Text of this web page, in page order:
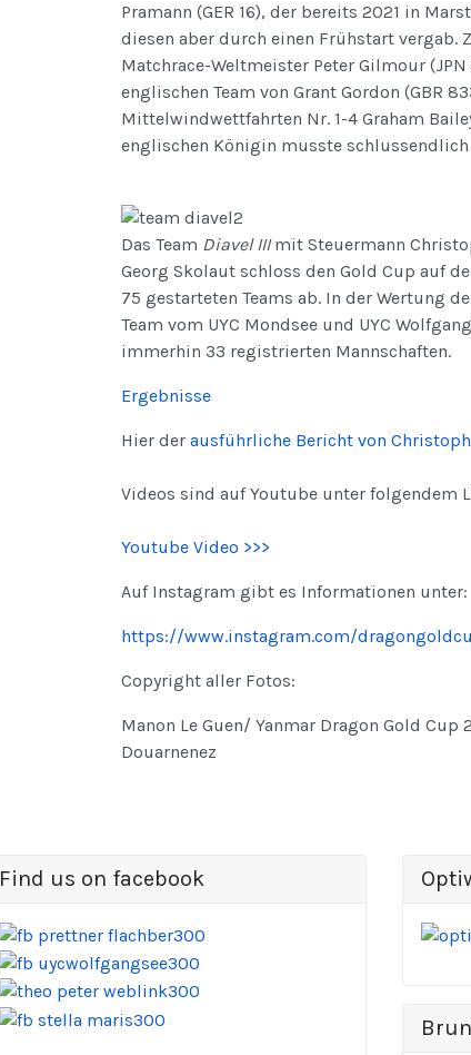
Pramann (GER 16), der bereits 2021 in
diesen aber durch einen Frühstart vergab.
Matchrace-Weltmeister Peter Gilmour
englischen Team von Grant Gordon (GBR
Mittelwindwettfahrten Nr. 1-4 Graham
englischen Königin musste
Das Team Diavel IIImit Steuermann
Georg Skolaut schloss den Gold Cup auf
75 gestarteten Teams ab. In der Wertung
Team vom UYC Mondsee und UYC
immerhin 33 registrierten Mannschaften.
Ergebnisse
Hier der ausführliche Bericht von
Videos sind auf Youtube unter folgendem
Youtube Video >>>
Auf Instagram gibt es Informationen unter:
https://www.instagram.com/
Copyright aller Fotos:
Manon Le Guen/ Yanmar Dragon Gold Cup
Douarnenez
Find us on facebook